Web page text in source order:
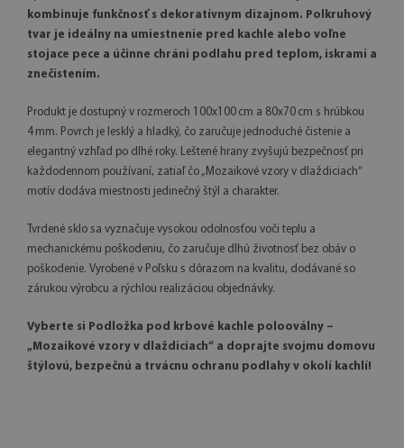
kombinuje funkčnosť s dekoratívnym dizajnom. Polkruhový
tvar je ideálny na umiestnenie pred kachle alebo voľne
stojace pece a účinne chráni podlahu pred teplom, iskrami a
znečistením.
Produkt je dostupný v rozmeroch 100x100 cm a 80x70 cm s hrúbkou
4 mm. Povrch je lesklý a hladký, čo zaručuje jednoduché čistenie a
elegantný vzhľad po dlhé roky. Leštené hrany zvyšujú bezpečnosť pri
každodennom používaní, zatiaľ čo „Mozaikové vzory v dlaždiciach“
motív dodáva miestnosti jedinečný štýl a charakter.
Tvrdené sklo sa vyznačuje vysokou odolnosťou voči teplu a
mechanickému poškodeniu, čo zaručuje dlhú životnosť bez obáv o
poškodenie. Vyrobené v Poľsku s dôrazom na kvalitu, dodávané so
zárukou výrobcu a rýchlou realizáciou objednávky.
Vyberte si Podložka pod krbové kachle polooválny –
„Mozaikové vzory v dlaždiciach“ a doprajte svojmu domovu
štýlovú, bezpečnú a trvácnu ochranu podlahy v okolí kachlí!